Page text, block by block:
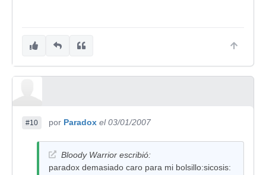
#10 por Paradox el 03/01/2007
Bloody Warrior escribió:
paradox demasiado caro para mi bolsillo:sicosis: